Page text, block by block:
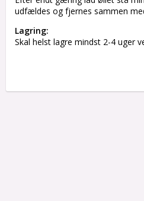
udfældes og fjernes sammen
Lagring:
Skal helst lagre mindst 2-4 uger